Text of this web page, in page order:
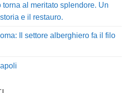
torna al meritato splendore. Un
e il restauro.
Il settore alberghiero fa il filo